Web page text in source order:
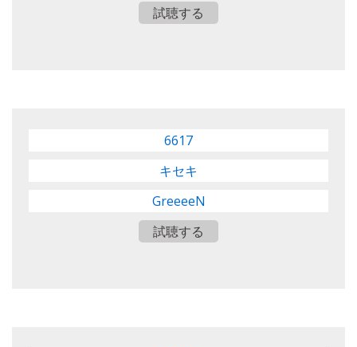
試聴する
6617
キセキ
GreeeeN
試聴する